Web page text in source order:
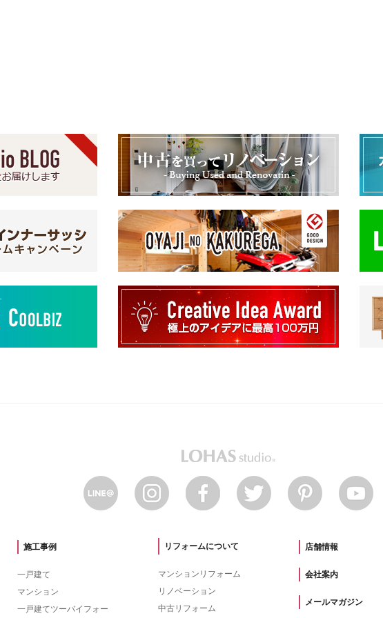
施工事例
一戸建て
マンション
一戸建てツーバイフォー
リフォームについて
マンションリフォーム
リノベーション
中古リフォーム
店舗情報
会社案内
メールマガジン